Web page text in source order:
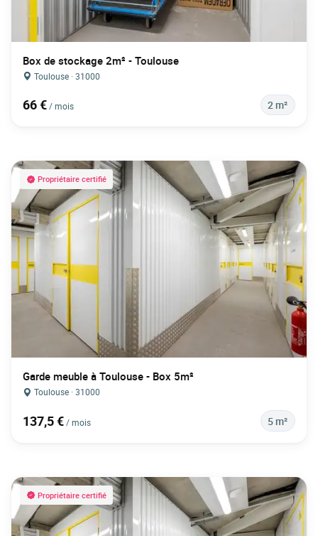
Box de stockage 2m² - Toulouse
Toulouse · 31000
66 €/ mois 2 m²
Propriétaire certifié
Garde meuble à Toulouse - Box 5m²
Toulouse · 31000
137,5 €/ mois 5 m²
Propriétaire certifié